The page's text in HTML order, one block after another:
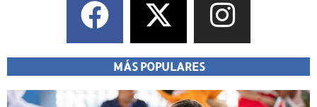
MÁS POPULARES